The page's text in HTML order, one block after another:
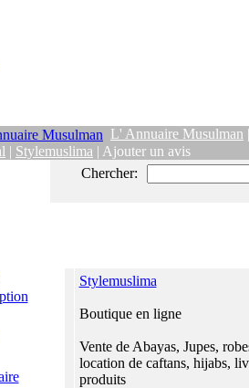
L' Annuaire Musulman
| Stylemuslima | Ajouter un avis
Chercher:
Stylemuslima
Boutique en ligne
Vente de Abayas, Jupes,
location de caftans, hijabs,
produits